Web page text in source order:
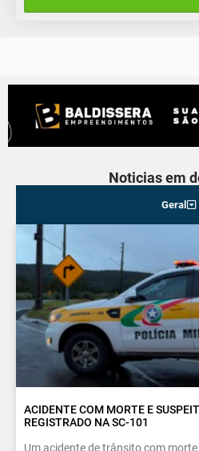
Noticias em
Geral
ACIDENTE COM MORTE E
REGISTRADO NA SC-101
Um acidente de trânsito com